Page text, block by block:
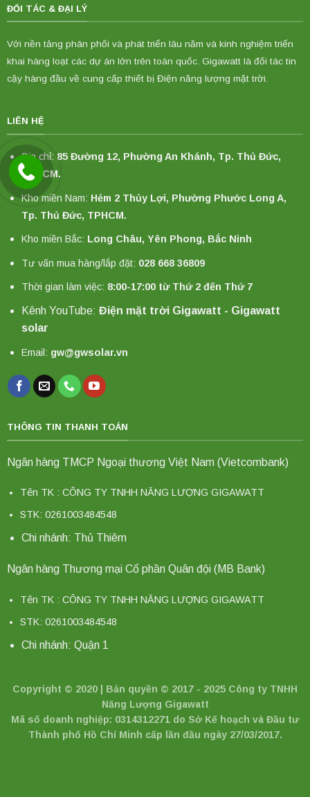
ĐỐI TÁC & ĐẠI LÝ
Với nền tảng phân phối và phát triển lâu năm và kinh nghiệm triển
khai hàng loạt các dự án lớn trên toàn quốc. Gigawatt là đối tác tin
cậy hàng đầu về cung cấp thiết bị Điện năng lượng mặt trời.
LIÊN HỆ
Địa chỉ: 85 Đường 12, Phường An Khánh, Tp. Thủ Đức,
TPHCM.
Kho miền Nam: Hẻm 2 Thủy Lợi, Phường Phước Long A,
Tp. Thủ Đức, TPHCM.
Kho miền Bắc: Long Châu, Yên Phong, Bắc Ninh
Tư vấn mua hàng/lắp đặt: 028 668 36809
Thời gian làm việc: 8:00-17:00 từ Thứ 2 đến Thứ 7
Kênh YouTube: Điện mặt trời Gigawatt - Gigawatt
solar
Email: gw@gwsolar.vn
THÔNG TIN THANH TOÁN
Ngân hàng TMCP Ngoại thương Việt Nam (Vietcombank)
Tên TK : CÔNG TY TNHH NĂNG LƯỢNG GIGAWATT
STK: 0261003484548
Chi nhánh: Thủ Thiêm
Ngân hàng Thương mại Cổ phần Quân đội (MB Bank)
Tên TK : CÔNG TY TNHH NĂNG LƯỢNG GIGAWATT
STK: 0261003484548
Chi nhánh: Quận 1
Copyright © 2020 | Bản quyền © 2017 - 2025 Công ty TNHH
Năng Lượng Gigawatt
Mã số doanh nghiệp: 0314312271 do Sở Kế hoạch và Đầu tư
Thành phố Hồ Chí Minh cấp lần đầu ngày 27/03/2017.